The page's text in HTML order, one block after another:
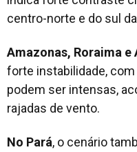
centro-norte e do sul
Amazonas, Roraima e
forte instabilidade,
podem ser intensas,
rajadas de vento.
No Pará, o cenário